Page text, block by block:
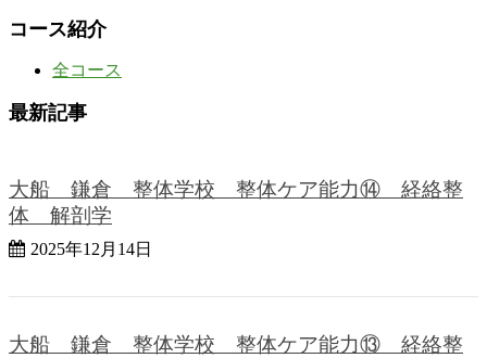
コース紹介
全コース
最新記事
大船 鎌倉 整体学校 整体ケア能力⑭ 経絡整
体 解剖学
2025年12月14日
大船 鎌倉 整体学校 整体ケア能力⑬ 経絡整